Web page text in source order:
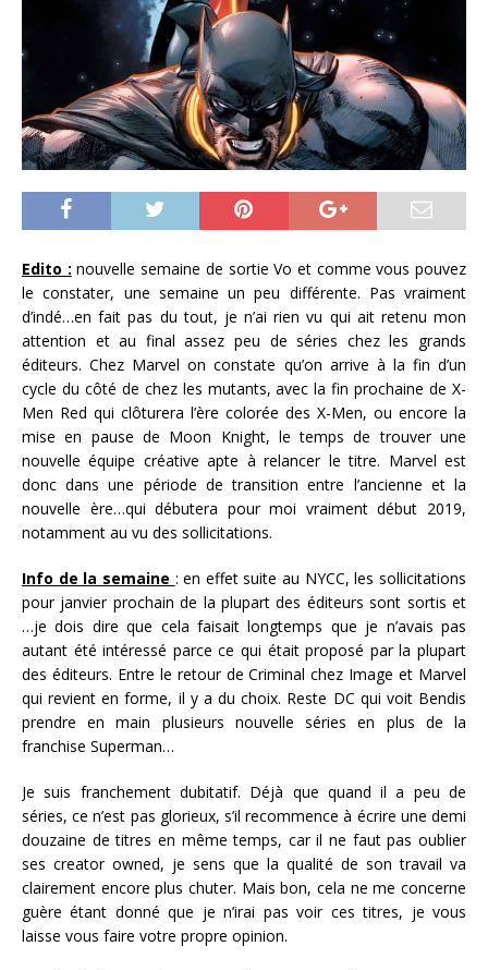
Edito : nouvelle semaine de sortie Vo et comme vous pouvez
le constater, une semaine un peu différente. Pas vraiment
d’indé…en fait pas du tout, je n’ai rien vu qui ait retenu mon
attention et au final assez peu de séries chez les grands
éditeurs. Chez Marvel on constate qu’on arrive à la fin d’un
cycle du côté de chez les mutants, avec la fin prochaine de X-
Men Red qui clôturera l’ère colorée des X-Men, ou encore la
mise en pause de Moon Knight, le temps de trouver une
nouvelle équipe créative apte à relancer le titre. Marvel est
donc dans une période de transition entre l’ancienne et la
nouvelle ère…qui débutera pour moi vraiment début 2019,
notamment au vu des sollicitations.
Info de la semaine : en effet suite au NYCC, les sollicitations
pour janvier prochain de la plupart des éditeurs sont sortis et
…je dois dire que cela faisait longtemps que je n’avais pas
autant été intéressé parce ce qui était proposé par la plupart
des éditeurs. Entre le retour de Criminal chez Image et Marvel
qui revient en forme, il y a du choix. Reste DC qui voit Bendis
prendre en main plusieurs nouvelle séries en plus de la
franchise Superman…
Je suis franchement dubitatif. Déjà que quand il a peu de
séries, ce n’est pas glorieux, s’il recommence à écrire une demi
douzaine de titres en même temps, car il ne faut pas oublier
ses creator owned, je sens que la qualité de son travail va
clairement encore plus chuter. Mais bon, cela ne me concerne
guère étant donné que je n’irai pas voir ces titres, je vous
laisse vous faire votre propre opinion.